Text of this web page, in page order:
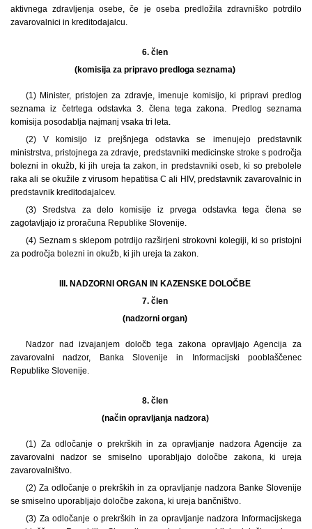
aktivnega zdravljenja osebe, če je oseba predložila zdravniško potrdilo
zavarovalnici in kreditodajalcu.
6. člen
(komisija za pripravo predloga seznama)
(1) Minister, pristojen za zdravje, imenuje komisijo, ki pripravi predlog
seznama iz četrtega odstavka 3. člena tega zakona. Predlog seznama
komisija posodablja najmanj vsaka tri leta.
(2) V komisijo iz prejšnjega odstavka se imenujejo predstavnik
ministrstva, pristojnega za zdravje, predstavniki medicinske stroke s področja
bolezni in okužb, ki jih ureja ta zakon, in predstavniki oseb, ki so prebolele
raka ali se okužile z virusom hepatitisa C ali HIV, predstavnik zavarovalnic in
predstavnik kreditodajalcev.
(3) Sredstva za delo komisije iz prvega odstavka tega člena se
zagotavljajo iz proračuna Republike Slovenije.
(4) Seznam s sklepom potrdijo razširjeni strokovni kolegiji, ki so pristojni
za področja bolezni in okužb, ki jih ureja ta zakon.
III. NADZORNI ORGAN IN KAZENSKE DOLOČBE
7. člen
(nadzorni organ)
Nadzor nad izvajanjem določb tega zakona opravljajo Agencija za
zavarovalni nadzor, Banka Slovenije in Informacijski pooblaščenec
Republike Slovenije.
8. člen
(način opravljanja nadzora)
(1) Za odločanje o prekrških in za opravljanje nadzora Agencije za
zavarovalni nadzor se smiselno uporabljajo določbe zakona, ki ureja
zavarovalništvo.
(2) Za odločanje o prekrških in za opravljanje nadzora Banke Slovenije
se smiselno uporabljajo določbe zakona, ki ureja bančništvo.
(3) Za odločanje o prekrških in za opravljanje nadzora Informacijskega